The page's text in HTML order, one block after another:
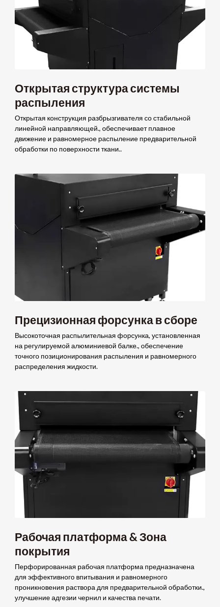
Открытая структура системы
распыления
Открытая конструкция разбрызгивателя со стабильной
линейной направляющей., обеспечивает плавное
движение и равномерное распыление предварительной
обработки по поверхности ткани..
Прецизионная форсунка в сборе
Высокоточная распылительная форсунка, установленная
на регулируемой алюминиевой балке., обеспечение
точного позиционирования распыления и равномерного
распределения жидкости.
Рабочая платформа & Зона
покрытия
Перфорированная рабочая платформа предназначена
для эффективного впитывания и равномерного
проникновения раствора для предварительной обработки.,
улучшение адгезии чернил и качества печати.